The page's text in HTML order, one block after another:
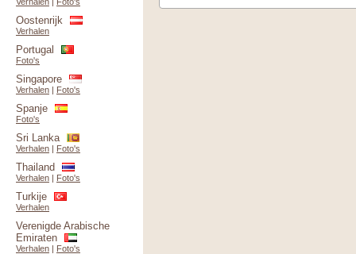
Oostenrijk
Verhalen
Portugal
Foto's
Singapore
Verhalen | Foto's
Spanje
Foto's
Sri Lanka
Verhalen | Foto's
Thailand
Verhalen | Foto's
Turkije
Verhalen
Verenigde Arabische
Emiraten
Verhalen | Foto's